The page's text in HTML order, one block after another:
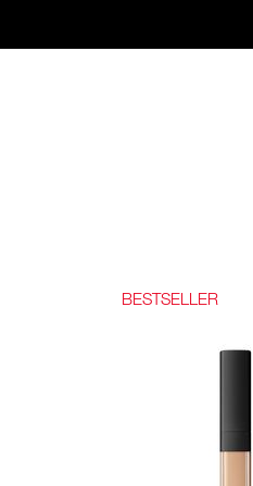
BESTSELLER